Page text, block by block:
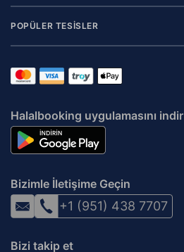
POPÜLER TESİSLER
Halalbooking uygulamasını indir
Bizimle İletişime Geçin
+1 (951) 438 7707
Bizi takip et